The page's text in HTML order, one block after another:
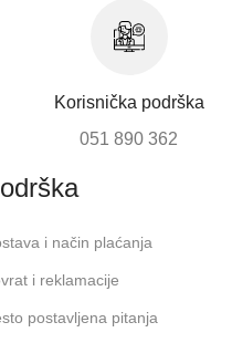
Korisnička podrška
051 890 362
i način plaćanja
i reklamacije
postavljena pitanja